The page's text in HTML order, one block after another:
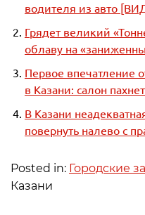
водителя из авто
Грядет великий
облаву на
Первое впечатление
в Казани: салон
В Казани
повернуть налево с
Posted in: Городские
Казани